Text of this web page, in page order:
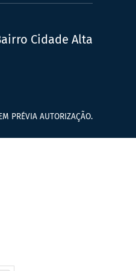
Cidade Alta
PRÉVIA AUTORIZAÇÃO.